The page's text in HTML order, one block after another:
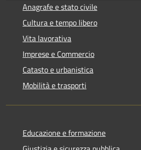
Anagrafe e stato civile
Cultura e tempo libero
Vita lavorativa
Imprese e Commercio
Catasto e urbanistica
Mobilità e trasporti
Educazione e formazione